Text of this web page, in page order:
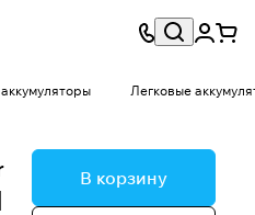
Легковые
В корзину